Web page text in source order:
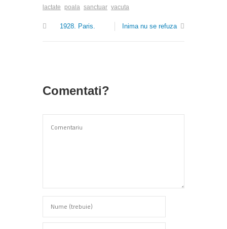
lactate poala sanctuar vacuta
1928. Paris. Inima nu se refuza
Comentati?